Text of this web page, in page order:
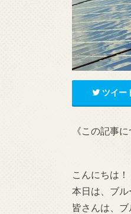
ツイー
《この記事
こんにちは！
本日は、ブル
皆さんは、